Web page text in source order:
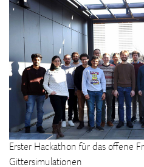
Erster Hackathon für das offene
Gittersimulationen